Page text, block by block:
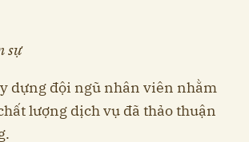
sự
dựng đội ngũ nhân viên nhằm
lượng dịch vụ đã thảo thuận